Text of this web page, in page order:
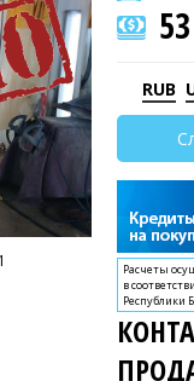
RUB
Расчеты
в
Республики